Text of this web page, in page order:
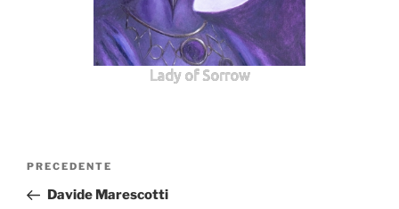
Lady of Sorrow
Navigazione
Articolo
precedente:
PRECEDENTE
Davide Marescotti